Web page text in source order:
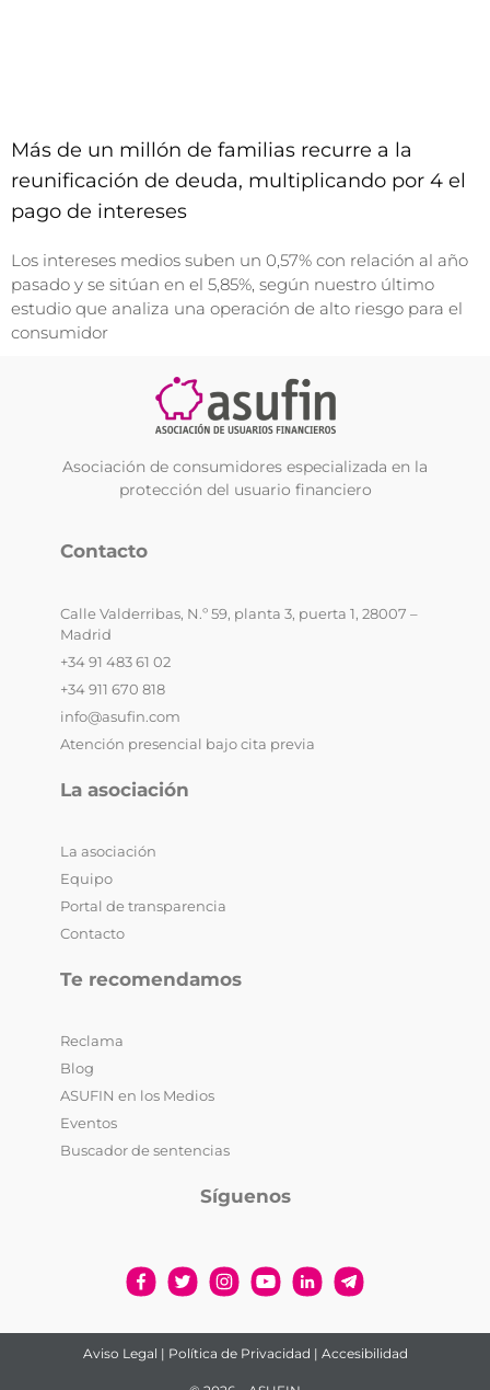
Más de un millón de familias recurre a la
reunificación de deuda, multiplicando por 4 el
pago de intereses
Los intereses medios suben un 0,57% con relación al año
pasado y se sitúan en el 5,85%, según nuestro último
estudio que analiza una operación de alto riesgo para el
consumidor
Asociación de consumidores especializada en la
protección del usuario financiero
Contacto
Calle Valderribas, N.º 59, planta 3, puerta 1, 28007 –
Madrid
+34 91 483 61 02
+34 911 670 818
info@asufin.com
Atención presencial bajo cita previa
La asociación
La asociación
Equipo
Portal de transparencia
Contacto
Te recomendamos
Reclama
Blog
ASUFIN en los Medios
Eventos
Buscador de sentencias
Síguenos
Aviso Legal | Política de Privacidad | Accesibilidad